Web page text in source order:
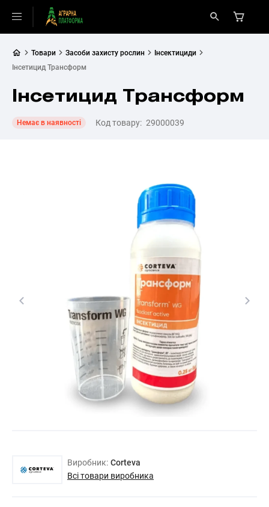
Товари Засоби захисту рослин
Інсектициди
Інсетицид Трансформ
Інсетицид Трансформ
Немає в наявності Код товару: 29000039
Виробник: Corteva
Всі товари виробника